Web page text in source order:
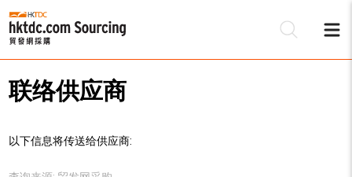
联络供应商
以下信息将传送给供应商: